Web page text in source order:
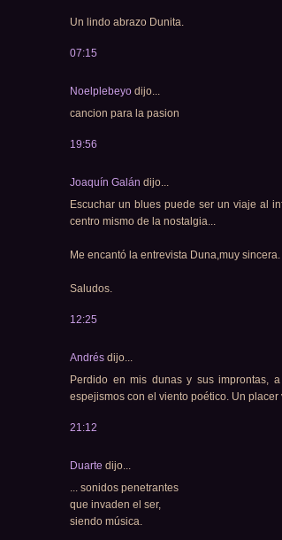
Un lindo abrazo Dunita.
07:15
Noelplebeyo dijo...
cancion para la pasion
19:56
Joaquín Galán dijo...
Escuchar un blues puede ser un viaje al
centro mismo de la nostalgia...
Me encantó la entrevista Duna,muy sincera.
Saludos.
12:25
Andrés dijo...
Perdido en mis dunas y sus improntas,
espejismos con el viento poético. Un
21:12
Duarte dijo...
... sonidos penetrantes
que invaden el ser,
siendo música.